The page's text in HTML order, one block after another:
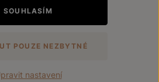
nápojů osobám mladším 18 let.
webProgress
SOUHLASÍM
POUZE NEZBYTNÉ
nastavení